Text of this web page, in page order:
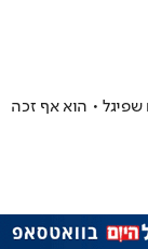
• הוא אף זכה